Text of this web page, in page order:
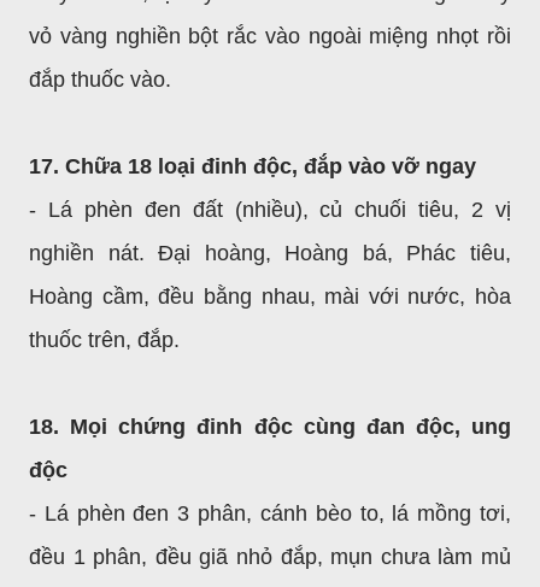
vỏ vàng nghiền bột rắc vào ngoài miệng nhọt rồi
đắp thuốc vào.
17. Chữa 18 loại đinh độc, đắp vào vỡ ngay
- Lá phèn đen đất (nhiều), củ chuối tiêu, 2 vị
nghiền nát. Đại hoàng, Hoàng bá, Phác tiêu,
Hoàng cầm, đều bằng nhau, mài với nước, hòa
thuốc trên, đắp.
18. Mọi chứng đinh độc cùng đan độc, ung
độc
- Lá phèn đen 3 phân, cánh bèo to, lá mồng tơi,
đều 1 phân, đều giã nhỏ đắp, mụn chưa làm mủ